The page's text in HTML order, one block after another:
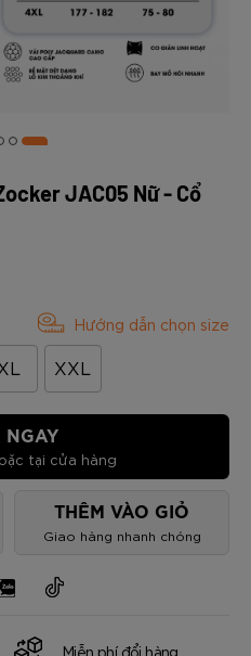
JAC05 Nữ - Cổ
Hướng dẫn chọn size
XXL
NGAY
tại cửa hàng
THÊM VÀO GIỎ
Giao hàng nhanh chóng
Miễn phí đổi hàng